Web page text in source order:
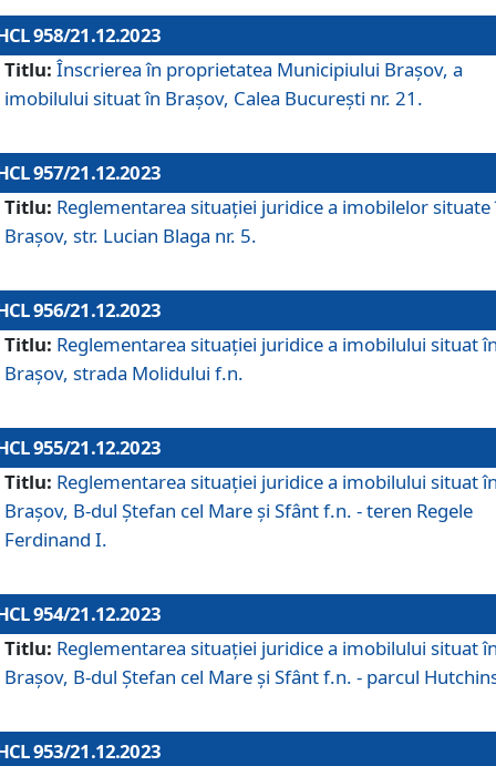
958/21.12.2023
Titlu: Înscrierea în proprietatea Municipiului Brașov, a
imobilului situat în Brașov, Calea București nr. 21.
957/21.12.2023
Titlu: Reglementarea situației juridice a imobilelor situate
Brașov, str. Lucian Blaga nr. 5.
956/21.12.2023
Titlu: Reglementarea situației juridice a imobilului situat
Brașov, strada Molidului f.n.
955/21.12.2023
Titlu: Reglementarea situației juridice a imobilului situat
Brașov, B-dul Ștefan cel Mare și Sfânt f.n. - teren Regele
Ferdinand I.
954/21.12.2023
Titlu: Reglementarea situației juridice a imobilului situat
Brașov, B-dul Ștefan cel Mare și Sfânt f.n. - parcul
953/21.12.2023